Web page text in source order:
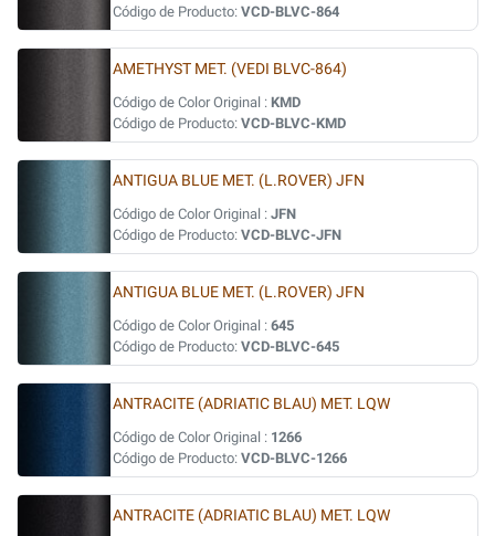
Código de Producto: VCD-BLVC-864
AMETHYST MET. (VEDI BLVC-864)
Código de Color Original : KMD
Código de Producto: VCD-BLVC-KMD
ANTIGUA BLUE MET. (L.ROVER) JFN
Código de Color Original : JFN
Código de Producto: VCD-BLVC-JFN
ANTIGUA BLUE MET. (L.ROVER) JFN
Código de Color Original : 645
Código de Producto: VCD-BLVC-645
ANTRACITE (ADRIATIC BLAU) MET. LQW
Código de Color Original : 1266
Código de Producto: VCD-BLVC-1266
ANTRACITE (ADRIATIC BLAU) MET. LQW